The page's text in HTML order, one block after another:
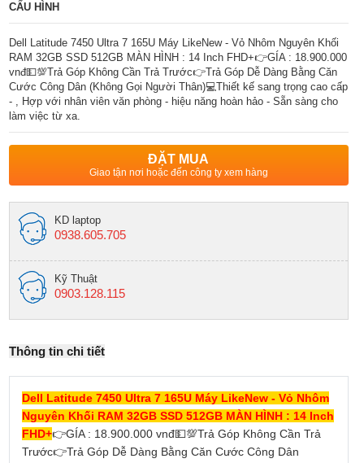
CẤU HÌNH
Dell Latitude 7450 Ultra 7 165U Máy LikeNew - Vỏ Nhôm Nguyên Khối
RAM 32GB SSD 512GB MÀN HÌNH : 14 Inch FHD+👉GÍA : 18.900.000
vnđ💵💯Trả Góp Không Cần Trả Trước👉Trả Góp Dễ Dàng Bằng Căn
Cước Công Dân (Không Gọi Người Thân)💻Thiết kế sang trọng cao cấp
- , Hợp với nhân viên văn phòng - hiệu năng hoàn hảo - Sẵn sàng cho
làm việc từ xa.
ĐẶT MUA
Giao tận nơi hoặc đến công ty xem hàng
KD laptop
0938.605.705
Kỹ Thuật
0903.128.115
Thông tin chi tiết
Dell Latitude 7450 Ultra 7 165U Máy LikeNew - Vỏ Nhôm
Nguyên Khối RAM 32GB SSD 512GB MÀN HÌNH : 14 Inch
FHD+👉GÍA : 18.900.000 vnđ💵💯Trả Góp Không Cần Trả
Trước👉Trả Góp Dễ Dàng Bằng Căn Cước Công Dân